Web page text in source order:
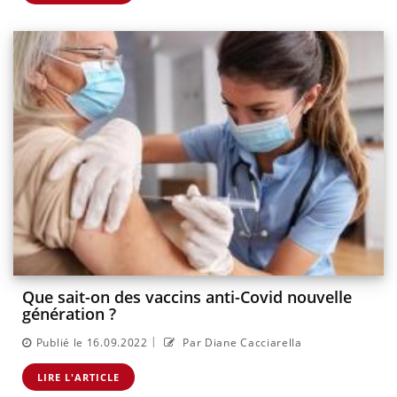
Que sait-on des vaccins anti-Covid nouvelle
génération ?
Publié le 16.09.2022 | Par Diane Cacciarella
LIRE L'ARTICLE